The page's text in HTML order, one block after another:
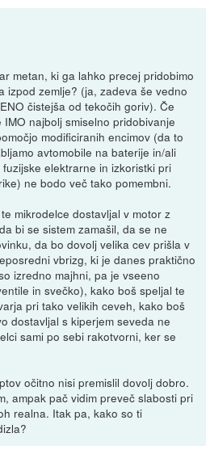
metan, ki ga lahko precej pridobimo
izpod zemlje? (ja, zadeva še vedno
čistejša od tekočih goriv). Če
najbolj smiselno pridobivanje
modificiranih encimov (da to
avtomobile na baterije in/ali
elektrarne in izkoristki pri
ne bodo več tako pomembni.
mikrodelce dostavljal v motor z
bi se sistem zamašil, da se ne
da bo dovolj velika cev prišla v
vbrizg, ki je danes praktično
izredno majhni, pa je vseeno
in svečko), kako boš speljal te
pri tako velikih ceveh, kako boš
dostavljal s kiperjem seveda ne
sami po sebi rakotvorni, ker se
očitno nisi premislil dovolj dobro.
ampak pač vidim preveč slabosti pri
realna. Itak pa, kako so ti